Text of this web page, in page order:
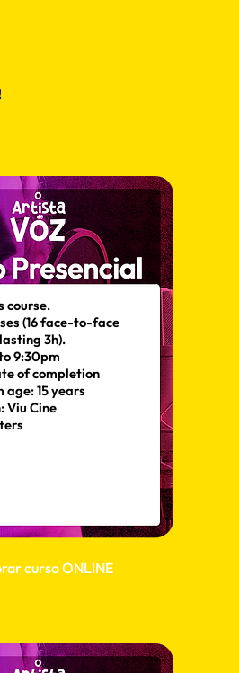
course.
(16 face-to-face
3h).
9:30pm
of completion
age: 15 years
Viu Cine
curso ONLINE